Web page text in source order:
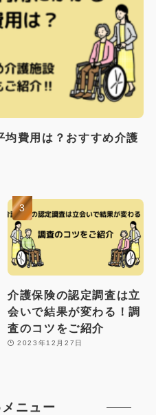
費用は？おすすめ介護
介護保険の認定調査は立
会いで結果が変わる！調
査のコツをご紹介
2023年12月27日
ニュー